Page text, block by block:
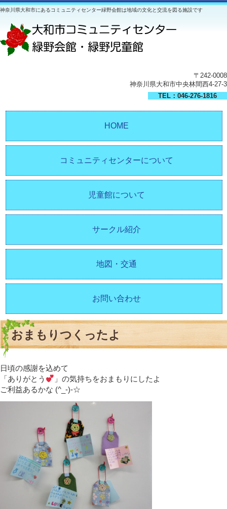
神奈川県大和市にあるコミュニティセンター緑野会館は地域の文化と交流を図る施設です
〒242-0008
神奈川県大和市中央林間西4-27-3
TEL：046-276-1816
HOME
コミュニティセンターについて
児童館について
サークル紹介
地図・交通
お問い合わせ
おまもりつくったよ
日頃の感謝を込めて
「ありがとう
」の気持ちをおまもりにしたよ
ご利益あるかな (^_-)-☆